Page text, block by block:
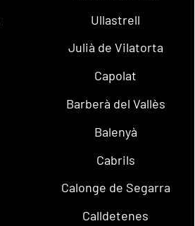
Ullastrell
Julià de Vilatorta
Capolat
Barberà del Vallès
Balenyà
Cabrils
Calonge de Segarra
Calldetenes